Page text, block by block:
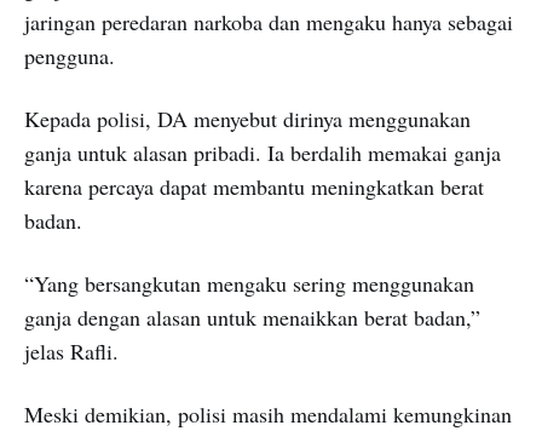
jaringan peredaran narkoba dan mengaku hanya sebagai
pengguna.
Kepada polisi, DA menyebut dirinya menggunakan
ganja untuk alasan pribadi. Ia berdalih memakai ganja
karena percaya dapat membantu meningkatkan berat
badan.
“Yang bersangkutan mengaku sering menggunakan
ganja dengan alasan untuk menaikkan berat badan,”
jelas Rafli.
Meski demikian, polisi masih mendalami kemungkinan